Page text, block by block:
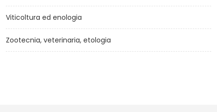
Viticoltura ed enologia
Zootecnia, veterinaria, etologia